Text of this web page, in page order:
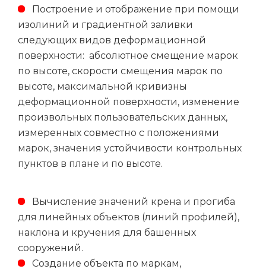
Построение и отображение при помощи
изолиний и градиентной заливки
следующих видов деформационной
поверхности: абсолютное смещение марок
по высоте, скорости смещения марок по
высоте, максимальной кривизны
деформационной поверхности, изменение
произвольных пользовательских данных,
измеренных совместно с положениями
марок, значения устойчивости контрольных
пунктов в плане и по высоте.
Вычисление значений крена и прогиба
для линейных объектов (линий профилей),
наклона и кручения для башенных
сооружений.
Создание объекта по маркам,